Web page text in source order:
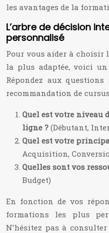
les avantages de la
L’arbre de décision
personnalisé
Pour vous aider à choisir
la plus adaptée, voici
Répondez aux
recommandation de
Quel est votre niveau
ligne ? (Débutant,
Quel est votre
Acquisition,
Quelles sont vos
Budget)
En fonction de vos
formations les plus
N’hésitez pas à